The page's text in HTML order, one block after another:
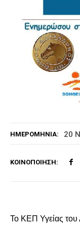
ΗΜΕΡΟΜΗΝΊΑ: 20
ΚΟΙΝΟΠΟΊΗΣΗ:
Το ΚΕΠ Υγείας